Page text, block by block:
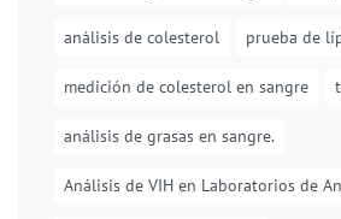
análisis de colesterol prueba de
medición de colesterol en sangre
análisis de grasas en sangre.
Análisis de VIH en Laboratorios de